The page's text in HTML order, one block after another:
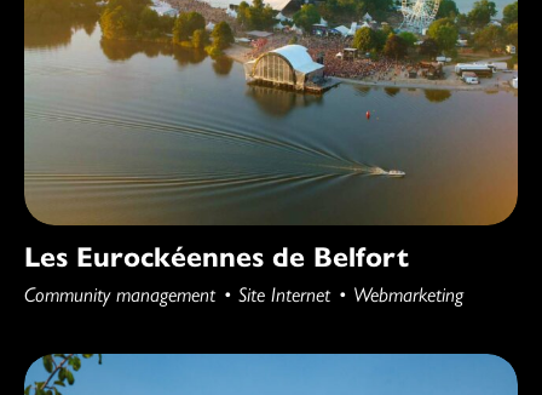
Les Eurockéennes de Belfort
Community management Site Internet Webmarketing